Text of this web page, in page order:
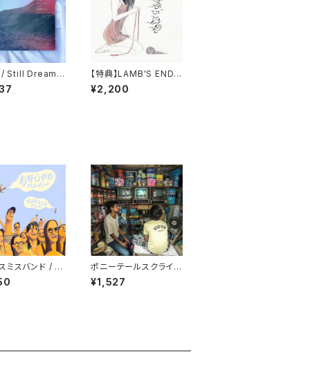
/ Still Dreamin
Deafening
【特典】LAMB'S END /
SENTIMENT
¥2,200
ミスバンド / お
べいべー
ポニーテールスクライム
/ KIDS
¥1,527